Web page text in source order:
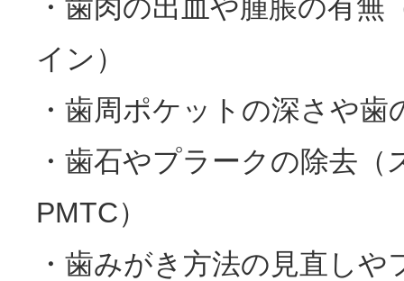
・歯肉の出血や腫脹の有無
イン）
・歯周ポケットの深さや歯
・歯石やプラークの除去（
PMTC）
・歯みがき方法の見直しや